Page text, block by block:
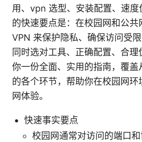
用、vpn 选型、安装配置、速度
的快速要点是：在校园网和公共
VPN 来保护隐私、确保访问受限
同时选对工具、正确配置、合
你一份全面、实用的指南，覆盖
的各个环节，帮助你在校园网环
网体验。
快速事实要点
校园网通常对访问的端口和